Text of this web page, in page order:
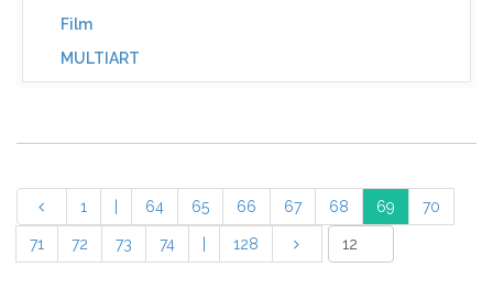
Film
MULTIART
1 64 65 66 67 68 69 70
71 72 73 74 128